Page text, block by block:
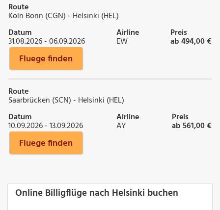
Route
Köln Bonn (CGN) - Helsinki (HEL)
Datum
31.08.2026 - 06.09.2026
Airline
EW
Preis
ab 494,00 €
Fluege finden
Route
Saarbrücken (SCN) - Helsinki (HEL)
Datum
10.09.2026 - 13.09.2026
Airline
AY
Preis
ab 561,00 €
Fluege finden
Online Billigflüge nach Helsinki buchen